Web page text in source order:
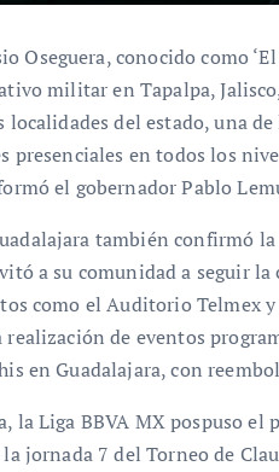
Oseguera, conocido como
militar en Tapalpa,
localidades del estado, una
presenciales en todos los
el gobernador Pablo
también confirmó
a su comunidad a seguir
como el Auditorio Telmex
realización de eventos
en Guadalajara, con
la Liga BBVA MX pospuso el
jornada 7 del Torneo de